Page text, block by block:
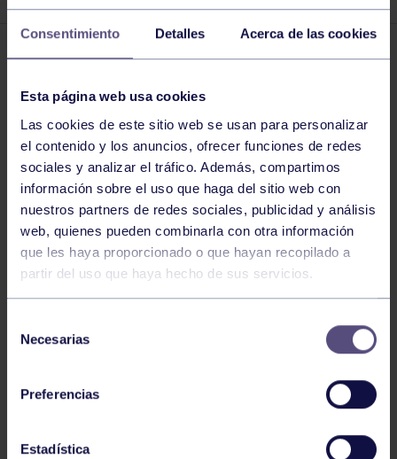
Consentimiento Detalles Acerca de las cookies
Esta página web usa cookies
Las cookies de este sitio web se usan para personalizar
el contenido y los anuncios, ofrecer funciones de redes
sociales y analizar el tráfico. Además, compartimos
información sobre el uso que haga del sitio web con
nuestros partners de redes sociales, publicidad y análisis
web, quienes pueden combinarla con otra información
que les haya proporcionado o que hayan recopilado a
partir del uso que haya hecho de sus servicios.
Necesarias
Preferencias
Estadística
GAF 04 DIC 2016
Comparte
Claudia Sampedro, Carolina Martin y Carla Sánchez